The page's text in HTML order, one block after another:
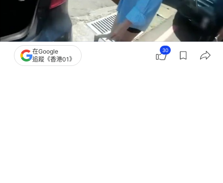
撰文：中天新聞網
在Google
追蹤《香港01》
30